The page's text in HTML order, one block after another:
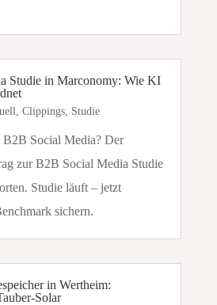
Studie in Marconomy: Wie KI
Clippings, Studie
Social Media? Der
zur B2B Social Media Studie
Studie läuft – jetzt
sichern.
in Wertheim:
Solar